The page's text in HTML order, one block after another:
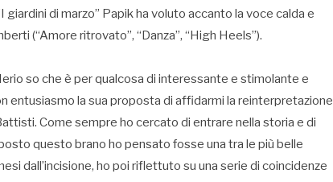
di marzo” Papik ha voluto accanto la voce calda e
(“Amore ritrovato”, “Danza”, “High Heels”).
so che è per qualcosa di interessante e stimolante e
entusiasmo la sua proposta di affidarmi la reinterpretazione
Come sempre ho cercato di entrare nella storia e di
questo brano ho pensato fosse una tra le più belle
dall’incisione, ho poi riflettuto su una serie di coincidenze